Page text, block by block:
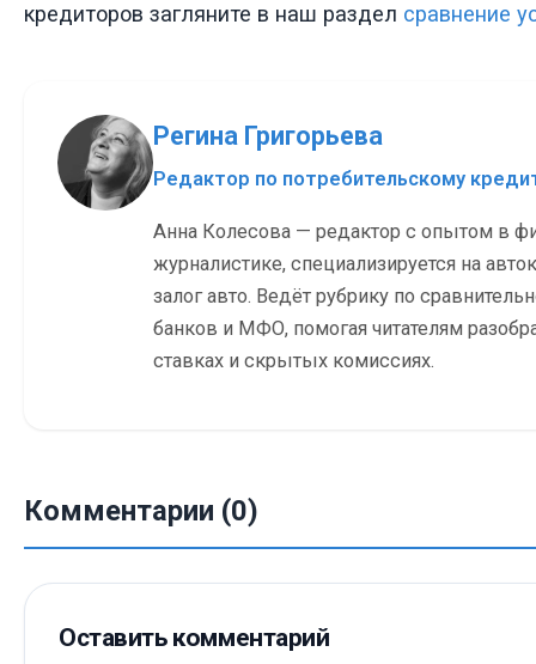
кредиторов загляните в наш раздел сравнение
Регина Григорьева
Редактор по потребительскому
Анна Колесова — редактор с опытом в
журналистике, специализируется на
залог авто. Ведёт рубрику по
банков и МФО, помогая читателям
ставках и скрытых комиссиях.
Комментарии (0)
Оставить комментарий